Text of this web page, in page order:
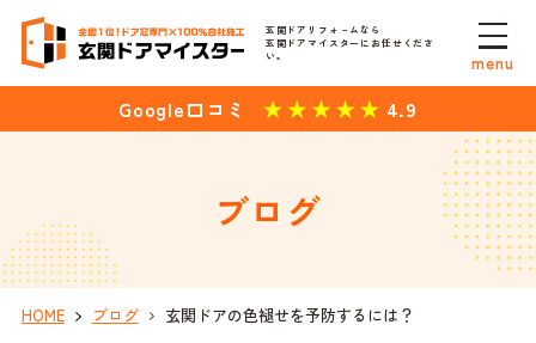
玄関ドアリフォ－ムなら
玄関ドアマイスターにお任せくださ
い。
Google口コミ 4.9
menu
ブログ
HOME ブログ 玄関ドアの色褪せを予防するには？